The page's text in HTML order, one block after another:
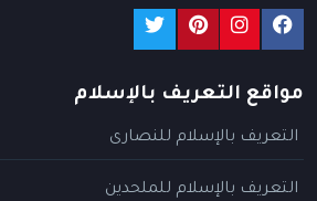
مواقع التعريف بالإسلام
التعريف بالإسلام للنصارى
التعريف بالإسلام للملحدين